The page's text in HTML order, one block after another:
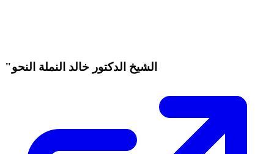
"الشيخ الدكتور خالد النملة النحو